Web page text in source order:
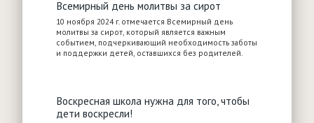
Всемирный день молитвы за сирот
10 ноября 2024 г. отмечается Всемирный день
молитвы за сирот, который является важным
событием, подчеркивающий необходимость заботы
и поддержки детей, оставшихся без родителей.
Воскресная школа нужна для того, чтобы
дети воскресли!